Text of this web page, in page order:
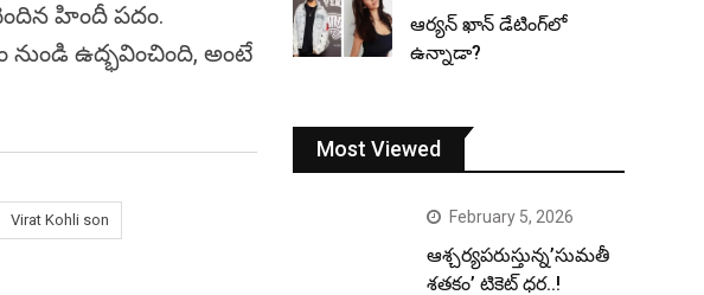
హిందీ పదం.
ఉద్భవించింది, అంటే
Virat Kohli son
ఆర్యన్ ఖాన్ డేటింగ్‌లో
ఉన్నాడా?
Most Viewed
February 5, 2026
ఆశ్చర్యపరుస్తున్న’సుమతీ
శతకం’ టికెట్ ధర..!